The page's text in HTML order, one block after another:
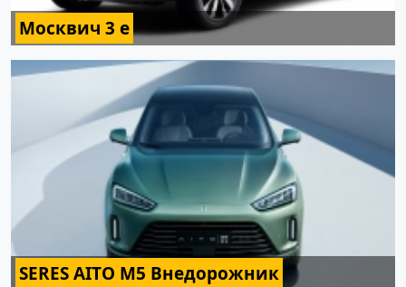
Москвич 3 e
SERES AITO M5 Внедорожник